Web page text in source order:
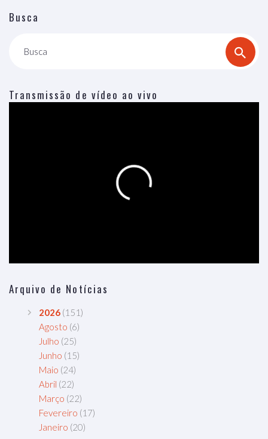
Busca
Busca
Transmissão de vídeo ao vivo
Arquivo de Notícias
2026 (151)
Agosto (6)
Julho (25)
Junho (15)
Maio (24)
Abril (22)
Março (22)
Fevereiro (17)
Janeiro (20)